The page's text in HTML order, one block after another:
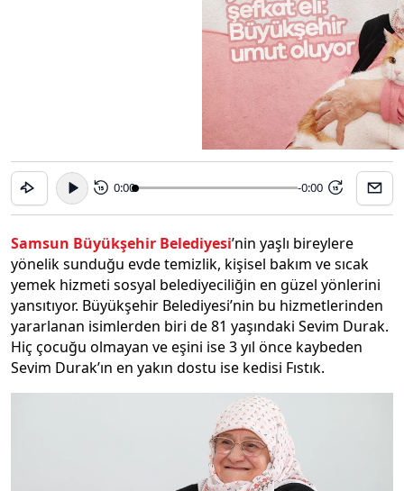
15 0:00 -0:00 15
Samsun Büyükşehir Belediyesi’nin yaşlı bireylere
yönelik sunduğu evde temizlik, kişisel bakım ve sıcak
yemek hizmeti sosyal belediyeciliğin en güzel yönlerini
yansıtıyor. Büyükşehir Belediyesi’nin bu hizmetlerinden
yararlanan isimlerden biri de 81 yaşındaki Sevim Durak.
Hiç çocuğu olmayan ve eşini ise 3 yıl önce kaybeden
Sevim Durak’ın en yakın dostu ise kedisi Fıstık.